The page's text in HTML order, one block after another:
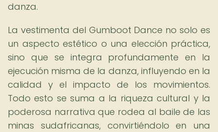
danza.
La vestimenta del Gumboot Dance no solo es
un aspecto estético o una elección práctica,
sino que se integra profundamente en la
ejecución misma de la danza, influyendo en la
calidad y el impacto de los movimientos.
Todo esto se suma a la riqueza cultural y la
poderosa narrativa que rodea al baile de las
minas sudafricanas, convirtiéndolo en una